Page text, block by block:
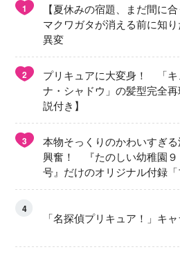
1
【夏休みの宿題、まだ間に
マクワガタが消える前に知
異変
2
プリキュアに大変身！ 「キ
ナ・シャドウ」の髪型完全
説付き】
3
本物そっくりのかわいすぎ
興奮！ 『たのしい幼稚園９
号』だけのオリジナル付録「
ア くるくるせんたくき」
4
「名探偵プリキュア！」キ